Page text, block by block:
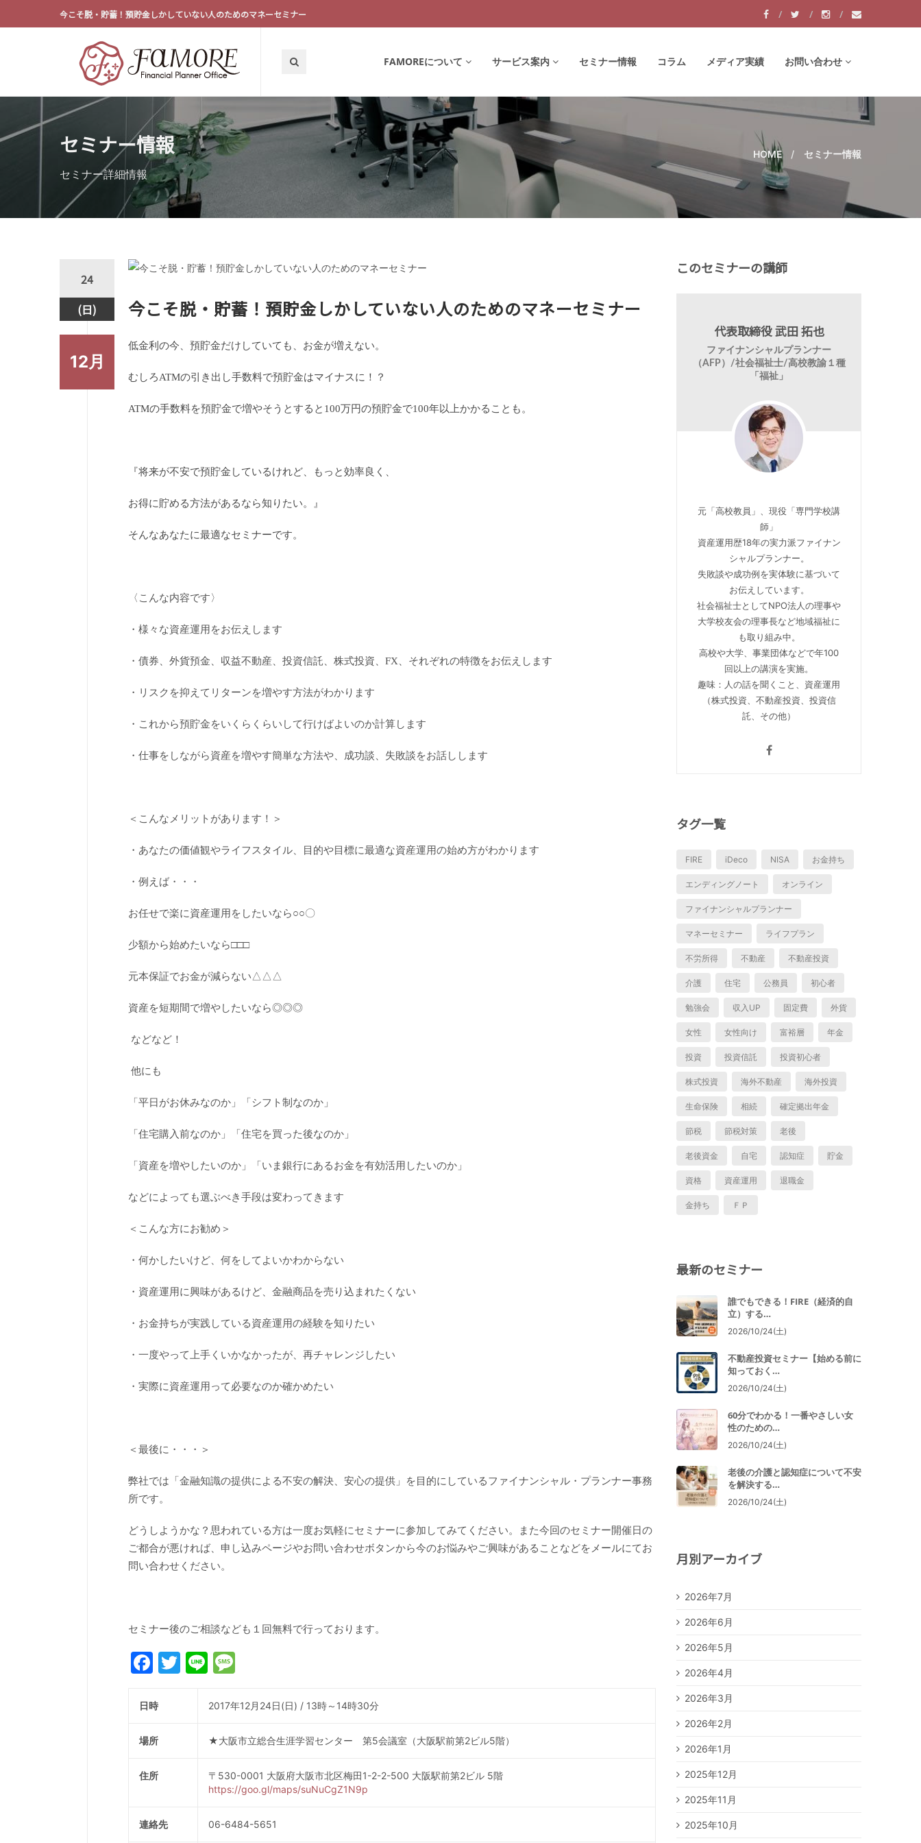
今こそ脱・貯蓄！預貯金しかしていない人のためのマネーセミナー
FAMOREについて サービス案内 セミナー情報 コラム メディア実績 お問い合わせ
セミナー情報
セミナー詳細情報
HOME セミナー情報
24
(日)
12月
今こそ脱・貯蓄！預貯金しかしていない人のためのマネーセミナー
低金利の今、預貯金だけしていても、お金が増えない。
むしろATMの引き出し手数料で預貯金はマイナスに！？
ATMの手数料を預貯金で増やそうとすると 100万円の預貯金で100年以上かかることも。
『将来が不安で預貯金しているけれど、もっと効率良く、
お得に貯める方法があるなら知りたい。』
そんなあなたに最適なセミナーです。
〈こんな内容です〉
・様々な資産運用をお伝えします
・債券、外貨預金、収益不動産、投資信託、株式投資、 FX 、それぞれの特徴をお伝えします
・リスクを抑えてリターンを増やす方法がわかります
・これから預貯金をいくらくらいして行けばよいのか計算します
・仕事をしながら資産を増やす簡単な方法や、成功談、失敗談をお話しします
＜こんなメリットがあります！＞
・あなたの価値観やライフスタイル、目的や目標に最適な資産運用の始め方がわかります
・例えば・・・
お任せで楽に資産運用をしたいなら○○〇
少額から始めたいなら□□□
元本保証でお金が減らない△△△
資産を短期間で増やしたいなら◎◎◎
などなど！
他にも
「平日がお休みなのか」「シフト制なのか」
「住宅購入前なのか」「住宅を買った後なのか」
「資産を増やしたいのか」「いま銀行にあるお金を有効活用したいのか」
などによっても選ぶべき手段は変わってきます
＜こんな方にお勧め＞
・何かしたいけど、何をしてよいかわからない
・資産運用に興味があるけど、金融商品を売り込まれたくない
・お金持ちが実践している資産運用の経験を知りたい
・一度やって上手くいかなかったが、再チャレンジしたい
・実際に資産運用って必要なのか確かめたい
＜最後に・・・＞
弊社では「金融知識の提供による不安の解決、安心の提供」を目的にしているファイナンシャル・プランナー事務
所です。
どうしようかな？思われている方は一度お気軽にセミナーに参加してみてください。また今回のセミナー開催日の
ご都合が悪ければ、申し込みページやお問い合わせボタンから今のお悩みやご興味があることなどをメールにてお
問い合わせください。
セミナー後のご相談なども１回無料で行っております。
Facebook
Twitter
Line
日時 2017年12月24日(日) / 13時～14時30分
場所 ★大阪市立総合生涯学習センター 第5会議室（大阪駅前第2ビル5階）
住所
〒530-0001 大阪府大阪市北区梅田1-2-2-500 大阪駅前第2ビル 5階
https://goo.gl/maps/suNuCgZ1N9p
連絡先 06-6484-5651
このセミナーの講師
代表取締役 武田 拓也
ファイナンシャルプランナー
（AFP）/社会福祉士/高校教諭１種
「福祉」
元「高校教員」、現役「専門学校講
師」
資産運用歴18年の実力派ファイナン
シャルプランナー。
失敗談や成功例を実体験に基づいて
お伝えしています。
社会福祉士としてNPO法人の理事や
大学校友会の理事長など地域福祉に
も取り組み中。
高校や大学、事業団体などで年100
回以上の講演を実施。
趣味：人の話を聞くこと、資産運用
（株式投資、不動産投資、投資信
託、その他）
タグ一覧
FIRE iDeco NISA お金持ち
エンディングノート オンライン
ファイナンシャルプランナー
マネーセミナー ライフプラン
不労所得 不動産 不動産投資
介護 住宅 公務員 初心者
勉強会 収入UP 固定費 外貨
女性 女性向け 富裕層 年金
投資 投資信託 投資初心者
株式投資 海外不動産 海外投資
生命保険 相続 確定拠出年金
節税 節税対策 老後
老後資金 自宅 認知症 貯金
資格 資産運用 退職金
金持ち ＦＰ
最新のセミナー
誰でもできる！FIRE（経済的自
立）する…
2026/10/24(土)
不動産投資セミナー【始める前に
知っておく…
2026/10/24(土)
60分でわかる！一番やさしい女
性のための…
2026/10/24(土)
老後の介護と認知症について不安
を解決する…
2026/10/24(土)
月別アーカイブ
2026年7月
2026年6月
2026年5月
2026年4月
2026年3月
2026年2月
2026年1月
2025年12月
2025年11月
2025年10月